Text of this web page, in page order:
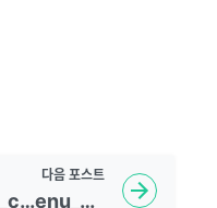
다음 포스트
node_modules_ionic_c…enu_3_entry_js.js:2 Menu: must have a "content" element to listen for drag events on. node_modules_ionic_core_dist_esm_ion-menu_3_entry_js.js:2 Menu: must have a "content" element to listen for drag events on.